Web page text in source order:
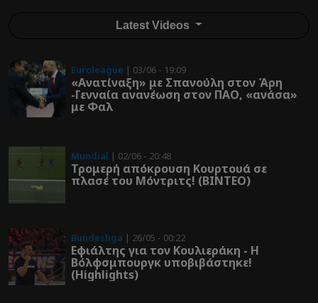
Latest Videos
Euroleague | 03/06 - 19:09
«Ανατίναξη» με Σπανούλη στον Άρη
-Γενναία ανανέωση στον ΠΑΟ, «ανάσα»
με Φαλ
Mundial | 02/06 - 20:48
Τρομερή απόκρουση Κουρτουά σε
πλασέ του Μόντριτς! (ΒΙΝΤΕΟ)
Bundesliga | 26/05 - 00:22
Εφιάλτης για τον Κουλιεράκη - Η
Βόλφσμπουργκ υποβιβάστηκε!
(Highlights)